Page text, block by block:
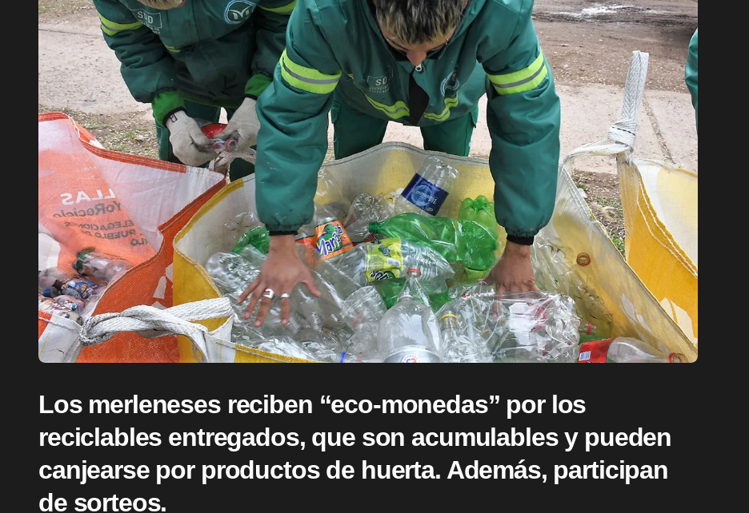
Los merleneses reciben “eco-monedas” por los
reciclables entregados, que son acumulables y pueden
canjearse por productos de huerta. Además, participan
de sorteos.